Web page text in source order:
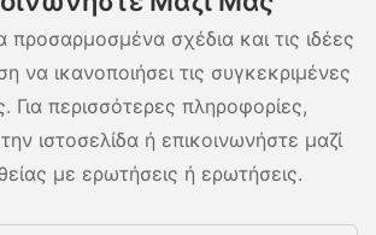
προσαρμοσμένα σχέδια και τις ιδέες
να ικανοποιήσει τις συγκεκριμένες
Για περισσότερες πληροφορίες,
ιστοσελίδα ή επικοινωνήστε μαζί
με ερωτήσεις ή ερωτήσεις.